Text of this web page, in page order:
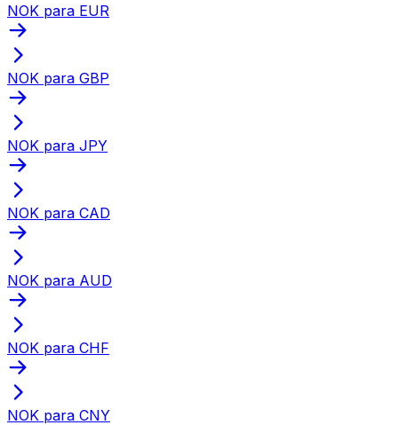
NOK para EUR
NOK para GBP
NOK para JPY
NOK para CAD
NOK para AUD
NOK para CHF
NOK para CNY